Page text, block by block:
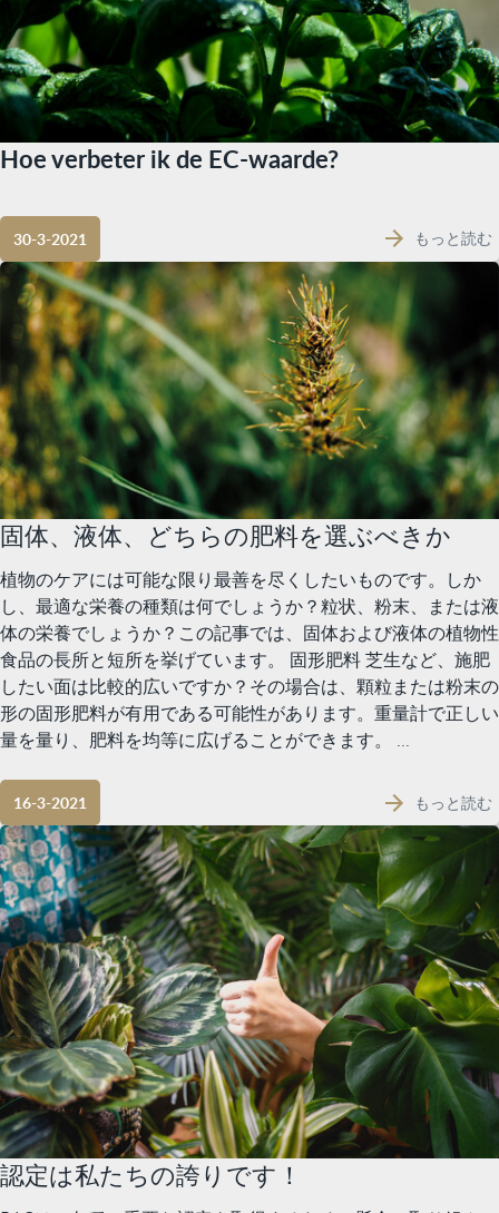
Hoe verbeter ik de EC-waarde?
30-3-2021 もっと読む
固体、液体、どちらの肥料を選ぶべきか
植物のケアには可能な限り最善を尽くしたいものです。しか
し、最適な栄養の種類は何でしょうか？粒状、粉末、または液
体の栄養でしょうか？この記事では、固体および液体の植物性
食品の長所と短所を挙げています。 固形肥料 芝生など、施肥
したい面は比較的広いですか？その場合は、顆粒または粉末の
形の固形肥料が有用である可能性があります。重量計で正しい
量を量り、肥料を均等に広げることができます。 ...
16-3-2021 もっと読む
認定は私たちの誇りです！